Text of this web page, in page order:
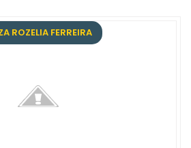
ROZELIA FERREIRA